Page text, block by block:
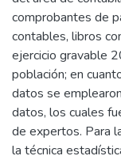
comprobantes de
contables, libros
ejercicio gravable
población; en
datos se
datos, los cuales
de expertos. Para
la técnica